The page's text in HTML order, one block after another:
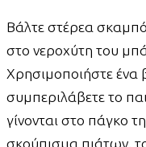
Βάλτε στέρεα
στο νεροχύτη του
Χρησιμοποιήστε ένα
συμπεριλάβετε το
γίνονται στο πάγκο
σκούπισμα πιάτων,